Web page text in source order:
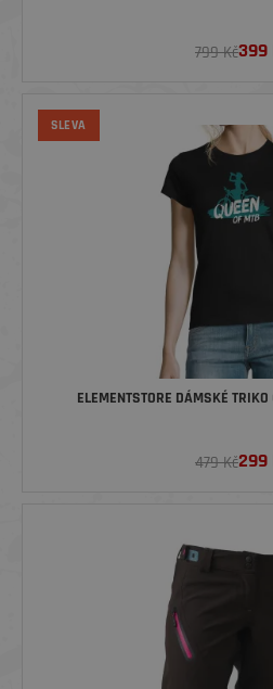
799 Kč399
SLEVA
ELEMENTSTORE DÁMSKÉ TRIKO
479 Kč299